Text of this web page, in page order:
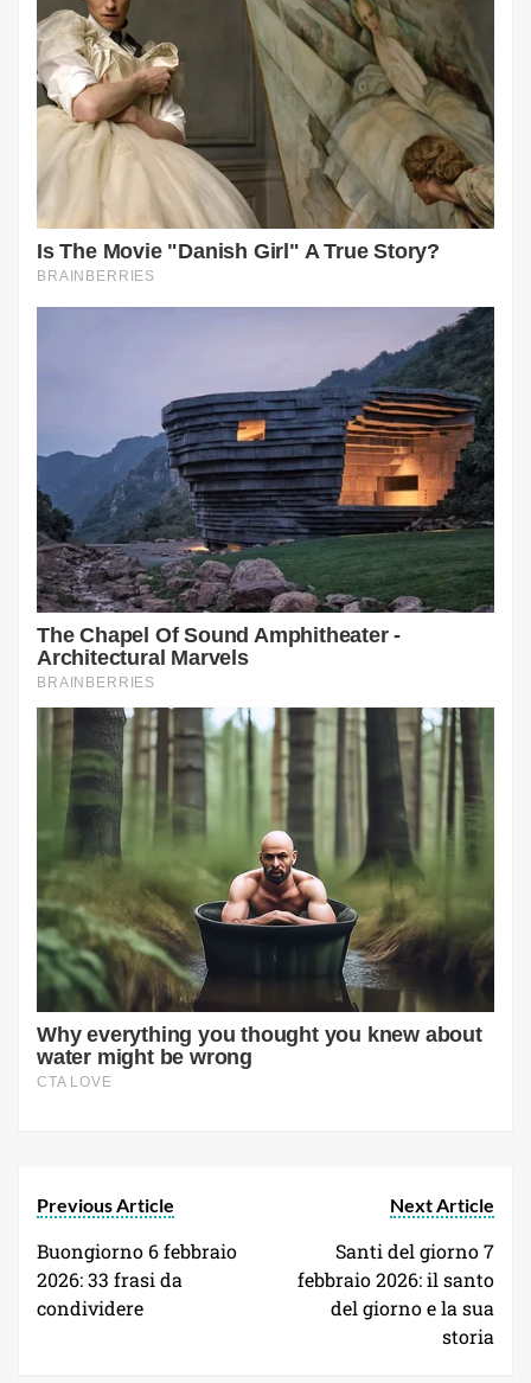
Previous Article
Buongiorno 6 febbraio
2026: 33 frasi da
condividere
Next Article
Santi del giorno 7
febbraio 2026: il santo
del giorno e la sua
storia